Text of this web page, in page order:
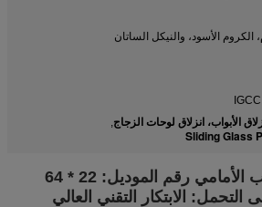
الكروم الأسود، والنيكل الساتان
الأبواب، انزلاق لوحات الزجاج,
Sliding Glass
زجاج الباب دخول الباب الأمامي رقم الموديل: 22 * ​​64
الابتكار التقني العالي